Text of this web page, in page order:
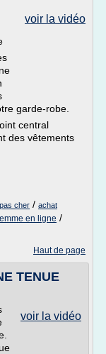
voir la vidéo
garde-robe.
central
des vêtements
cher / achat
en ligne /
Haut de page
TENUE
voir la vidéo